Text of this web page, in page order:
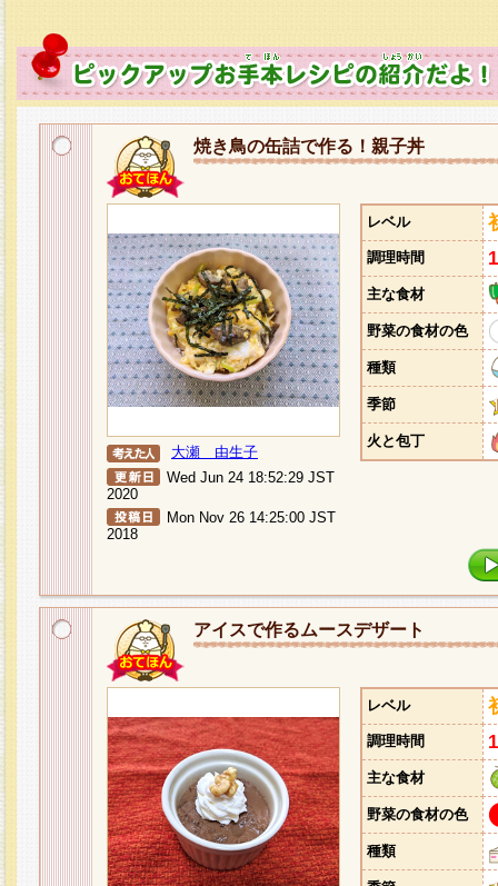
焼き鳥の缶詰で作る！親子丼
大瀬 由生子
Wed Jun 24 18:52:29 JST
2020
Mon Nov 26 14:25:00 JST
2018
レベル
調理時間
主な食材
野菜の食材の色
種類
季節
火と包丁
アイスで作るムースデザート
レベル
調理時間
主な食材
野菜の食材の色
種類